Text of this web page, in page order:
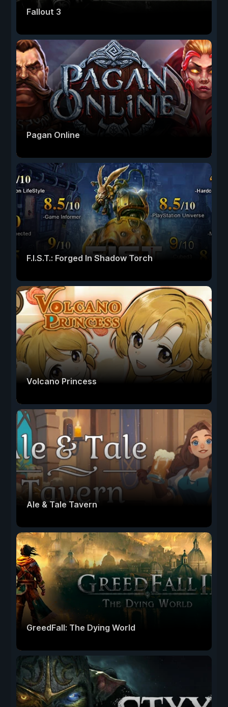
Fallout 3
Pagan Online
F.I.S.T.: Forged In Shadow Torch
Volcano Princess
Ale & Tale Tavern
GreedFall: The Dying World